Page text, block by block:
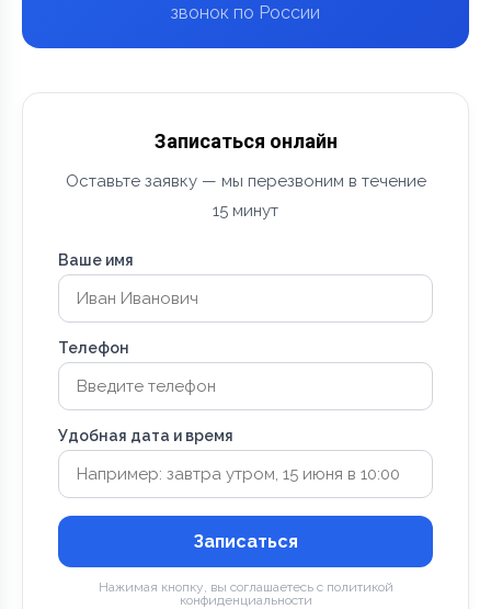
звонок по России
Записаться онлайн
Оставьте заявку — мы перезвоним в течение
15 минут
Ваше имя
Телефон
Удобная дата и время
Записаться
Нажимая кнопку, вы соглашаетесь с политикой
конфиденциальности